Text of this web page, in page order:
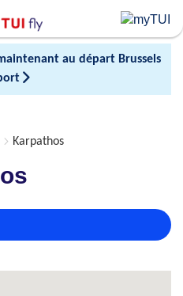
au départ Brussels
Karpathos